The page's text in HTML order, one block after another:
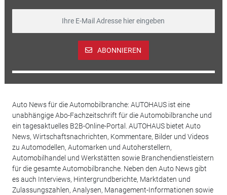
ABONNIEREN
Auto News für die Automobilbranche: AUTOHAUS ist eine
unabhängige Abo-Fachzeitschrift für die Automobilbranche und
ein tagesaktuelles B2B-Online-Portal. AUTOHAUS bietet Auto
News, Wirtschaftsnachrichten, Kommentare, Bilder und Videos
zu Automodellen, Automarken und Autoherstellern,
Automobilhandel und Werkstätten sowie Branchendienstleistern
für die gesamte Automobilbranche. Neben den Auto News gibt
es auch Interviews, Hintergrundberichte, Marktdaten und
Zulassungszahlen, Analysen, Management-Informationen sowie